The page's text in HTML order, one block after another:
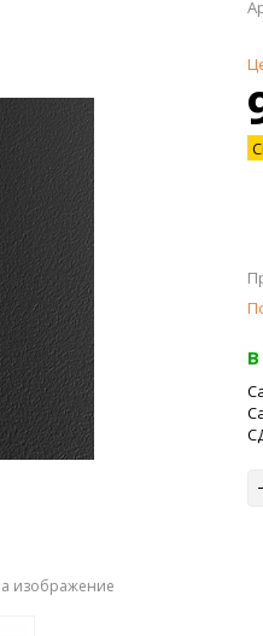
изображение